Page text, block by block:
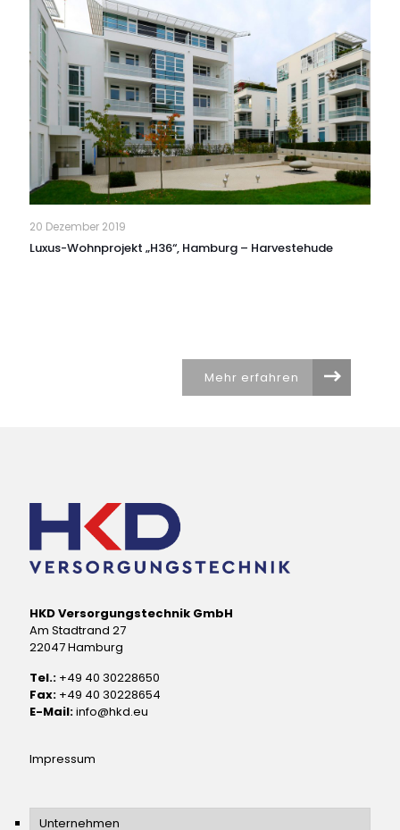
20 Dezember 2019
Luxus-Wohnprojekt „H36“, Hamburg – Harvestehude
Mehr erfahren
HKD Versorgungstechnik GmbH
Am Stadtrand 27
22047 Hamburg
Tel.: +49 40 30228650
Fax: +49 40 30228654
E-Mail:info@hkd.eu
Impressum
Unternehmen